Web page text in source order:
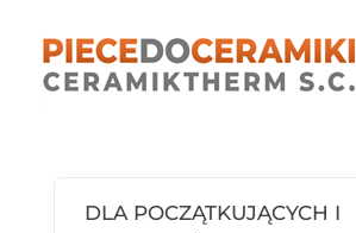
DLA POCZĄTKUJĄCYCH I